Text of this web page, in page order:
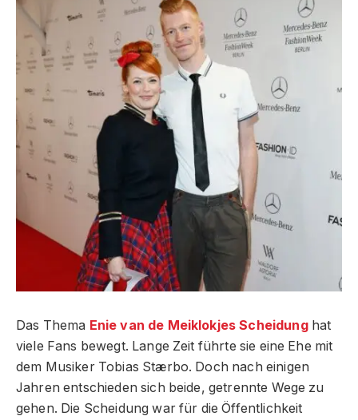
Das Thema Enie van de Meiklokjes Scheidunghat
viele Fans bewegt. Lange Zeit führte sie eine Ehe mit
dem Musiker Tobias Stærbo. Doch nach einigen
Jahren entschieden sich beide, getrennte Wege zu
gehen. Die Scheidung war für die Öffentlichkeit